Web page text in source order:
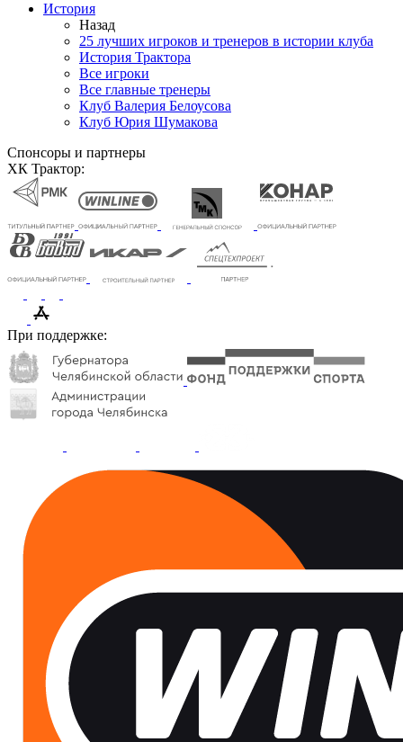
История
Назад
25 лучших игроков и тренеров в истории клуба
История Трактора
Все игроки
Все главные тренеры
Клуб Валерия Белоусова
Клуб Юрия Шумакова
Спонсоры и партнеры
ХК Трактор:
При поддержке: